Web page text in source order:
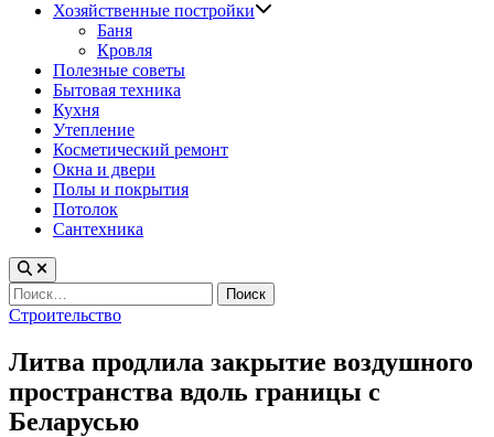
Хозяйственные постройки
Баня
Кровля
Полезные советы
Бытовая техника
Кухня
Утепление
Косметический ремонт
Окна и двери
Полы и покрытия
Потолок
Сантехника
Найти:
Опубликовано
Строительство
Литва продлила закрытие воздушного
пространства вдоль границы с
Беларусью